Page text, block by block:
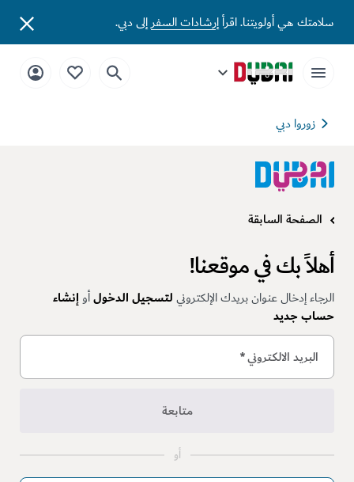
سلامتك هي أولويتنا. اقرأإرشادات السفرإلى دبي.
زوروا دبي
الصفحة السابقة
أهلاً بك في موقعنا!
الرجاء إدخال عنوان بريدك الإلكترونيلتسجيل الدخولأوإنشاء
حساب جديد
البريد الالكتروني*
متابعة
أو